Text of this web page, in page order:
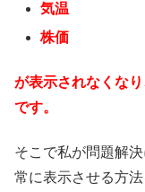
気温
株価
が表示されなくな
です。
そこで私が問題解
常に表示させる方法